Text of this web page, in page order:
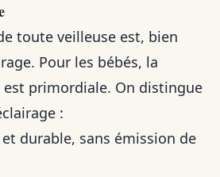
toute veilleuse est, bien
Pour les bébés, la
primordiale. On distingue
:
durable, sans émission de